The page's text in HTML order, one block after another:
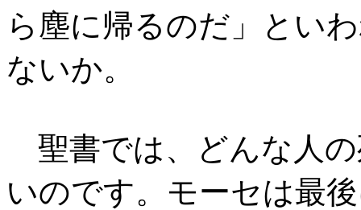
ら塵に帰るのだ」とい
ないか。
聖書では、どんな人
いのです。モーセは最